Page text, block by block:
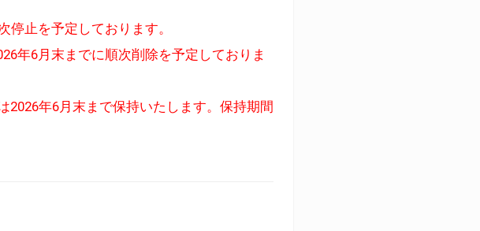
止を予定しております。
年6月末までに順次削除を予定しておりま
年6月末まで保持いたします。保持期間